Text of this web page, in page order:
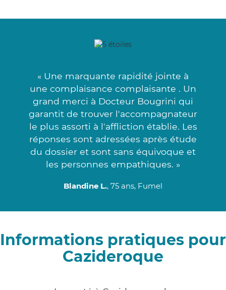
« Une marquante rapidité jointe à
une complaisance complaisante . Un
grand merci à Docteur Bougrini qui
garantit de trouver l'accompagnateur
le plus assorti à l'affliction établie. Les
réponses sont adressées après étude
du dossier et sont sans équivoque et
les personnes empathiques. »
Blandine L., 75 ans, Fumel
Informations pratiques pour
Cazideroque